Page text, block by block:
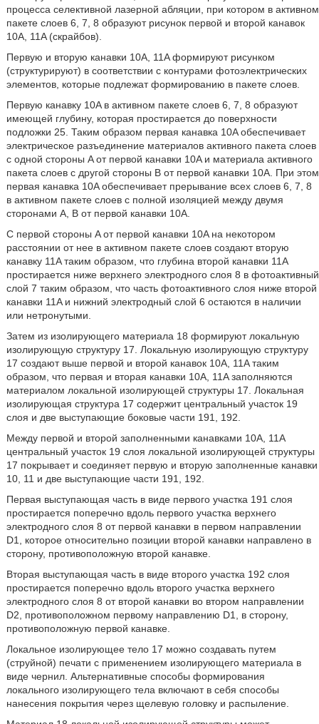
процесса селективной лазерной абляции, при котором в активном
пакете слоев 6, 7, 8 образуют рисунок первой и второй канавок
10A, 11A (скрайбов).
Первую и вторую канавки 10A, 11A формируют рисунком
(структурируют) в соответствии с контурами фотоэлектрических
элементов, которые подлежат формированию в пакете слоев.
Первую канавку 10A в активном пакете слоев 6, 7, 8 образуют
имеющей глубину, которая простирается до поверхности
подложки 25. Таким образом первая канавка 10A обеспечивает
электрическое разъединение материалов активного пакета слоев
с одной стороны A от первой канавки 10A и материала активного
пакета слоев с другой стороны B от первой канавки 10A. При этом
первая канавка 10A обеспечивает прерывание всех слоев 6, 7, 8
в активном пакете слоев с полной изоляцией между двумя
сторонами A, B от первой канавки 10A.
С первой стороны A от первой канавки 10A на некотором
расстоянии от нее в активном пакете слоев создают вторую
канавку 11A таким образом, что глубина второй канавки 11A
простирается ниже верхнего электродного слоя 8 в фотоактивный
слой 7 таким образом, что часть фотоактивного слоя ниже второй
канавки 11A и нижний электродный слой 6 остаются в наличии
или нетронутыми.
Затем из изолирующего материала 18 формируют локальную
изолирующую структуру 17. Локальную изолирующую структуру
17 создают выше первой и второй канавок 10A, 11A таким
образом, что первая и вторая канавки 10A, 11A заполняются
материалом локальной изолирующей структуры 17. Локальная
изолирующая структура 17 содержит центральный участок 19
слоя и две выступающие боковые части 191, 192.
Между первой и второй заполненными канавками 10A, 11A
центральный участок 19 слоя локальной изолирующей структуры
17 покрывает и соединяет первую и вторую заполненные канавки
10, 11 и две выступающие части 191, 192.
Первая выступающая часть в виде первого участка 191 слоя
простирается поперечно вдоль первого участка верхнего
электродного слоя 8 от первой канавки в первом направлении
D1, которое относительно позиции второй канавки направлено в
сторону, противоположную второй канавке.
Вторая выступающая часть в виде второго участка 192 слоя
простирается поперечно вдоль второго участка верхнего
электродного слоя 8 от второй канавки во втором направлении
D2, противоположном первому направлению D1, в сторону,
противоположную первой канавке.
Локальное изолирующее тело 17 можно создавать путем
(струйной) печати с применением изолирующего материала в
виде чернил. Альтернативные способы формирования
локального изолирующего тела включают в себя способы
нанесения покрытия через щелевую головку и распыление.